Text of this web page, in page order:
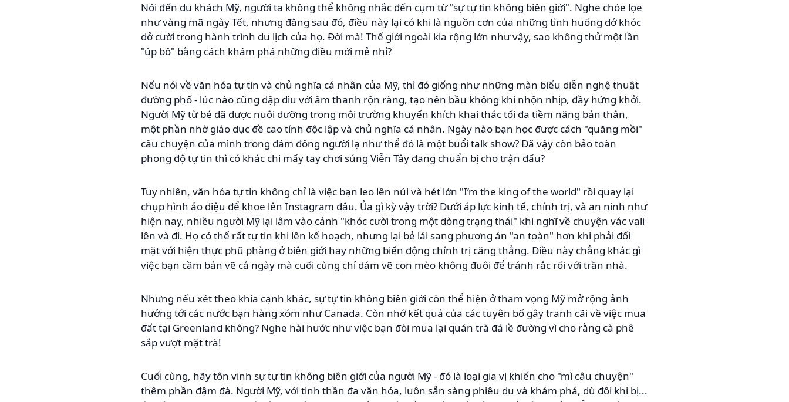
Nói đến du khách Mỹ, người ta không thể không nhắc đến cụm từ "sự tự tin không biên giới". Nghe chóe lọe
như vàng mã ngày Tết, nhưng đằng sau đó, điều này lại có khi là nguồn cơn của những tình huống dở khóc
dở cười trong hành trình du lịch của họ. Đời mà! Thế giới ngoài kia rộng lớn như vậy, sao không thử một lần
"úp bô" bằng cách khám phá những điều mới mẻ nhỉ?
Nếu nói về văn hóa tự tin và chủ nghĩa cá nhân của Mỹ, thì đó giống như những màn biểu diễn nghệ thuật
đường phố - lúc nào cũng dập dìu với âm thanh rộn ràng, tạo nên bầu không khí nhộn nhịp, đầy hứng khởi.
Người Mỹ từ bé đã được nuôi dưỡng trong môi trường khuyến khích khai thác tối đa tiềm năng bản thân,
một phần nhờ giáo dục đề cao tính độc lập và chủ nghĩa cá nhân. Ngày nào bạn học được cách "quăng mồi"
câu chuyện của mình trong đám đông người lạ như thể đó là một buổi talk show? Đã vậy còn bảo toàn
phong độ tự tin thì có khác chi mấy tay chơi súng Viễn Tây đang chuẩn bị cho trận đấu?
Tuy nhiên, văn hóa tự tin không chỉ là việc bạn leo lên núi và hét lớn "I’m the king of the world" rồi quay lại
chụp hình ảo diệu để khoe lên Instagram đâu. Ủa gì kỳ vậy trời? Dưới áp lực kinh tế, chính trị, và an ninh như
hiện nay, nhiều người Mỹ lại lâm vào cảnh "khóc cười trong một dòng trạng thái" khi nghĩ về chuyện vác vali
lên và đi. Họ có thể rất tự tin khi lên kế hoạch, nhưng lại bẻ lái sang phương án "an toàn" hơn khi phải đối
mặt với hiện thực phũ phàng ở biên giới hay những biến động chính trị căng thẳng. Điều này chẳng khác gì
việc bạn cầm bản vẽ cả ngày mà cuối cùng chỉ dám vẽ con mèo không đuôi để tránh rắc rối với trần nhà.
Nhưng nếu xét theo khía cạnh khác, sự tự tin không biên giới còn thể hiện ở tham vọng Mỹ mở rộng ảnh
hưởng tới các nước bạn hàng xóm như Canada. Còn nhớ kết quả của các tuyên bố gây tranh cãi về việc mua
đất tại Greenland không? Nghe hài hước như việc bạn đòi mua lại quán trà đá lề đường vì cho rằng cà phê
sắp vượt mặt trà!
Cuối cùng, hãy tôn vinh sự tự tin không biên giới của người Mỹ - đó là loại gia vị khiến cho "mì câu chuyện"
thêm phần đậm đà. Người Mỹ, với tinh thần đa văn hóa, luôn sẵn sàng phiêu du và khám phá, dù đôi khi bị...